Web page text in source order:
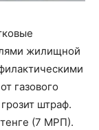
жилищной
газового
штраф.
(7 МРП).